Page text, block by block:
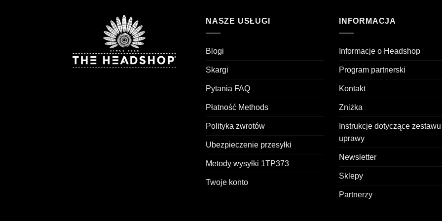
NASZE USŁUGI
Blogi
Skargi
Pytania FAQ
Płatność Methods
Polityka zwrotów
Ubezpieczenie przesyłki
Metody wysyłki 1TP373
Twoje konto
INFORMACJA
Informacje o Headshop
Program partnerski
Kontakt
Zniżka
Instrukcje dotyczące
uprawy
Newsletter
Sklepy
Partnerzy